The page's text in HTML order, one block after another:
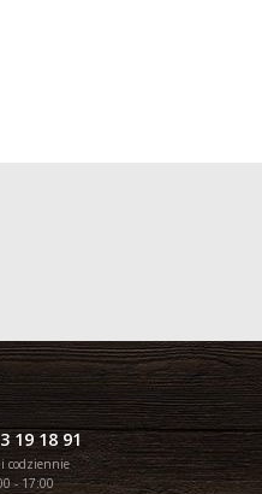
19 18 91
codziennie
- 17:00